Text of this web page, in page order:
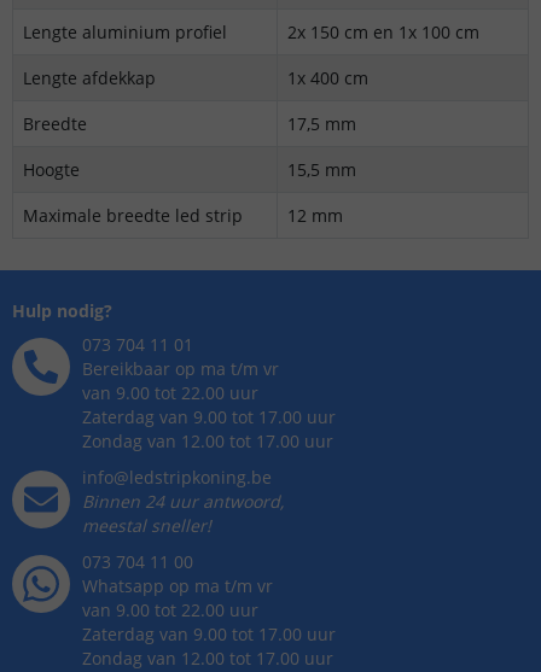
Lengte aluminium profiel
2x 150 cm en 1x 100 cm
Lengte afdekkap
1x 400 cm
Breedte
17,5 mm
Hoogte
15,5 mm
Maximale breedte led strip
12 mm
Hulp nodig?
073 704 11 01
Bereikbaar op ma t/m vr
van 9.00 tot 22.00 uur
Zaterdag van 9.00 tot 17.00 uur
Zondag van 12.00 tot 17.00 uur
info@ledstripkoning.be
Binnen 24 uur antwoord,
meestal sneller!
073 704 11 00
Whatsapp op ma t/m vr
van 9.00 tot 22.00 uur
Zaterdag van 9.00 tot 17.00 uur
Zondag van 12.00 tot 17.00 uur